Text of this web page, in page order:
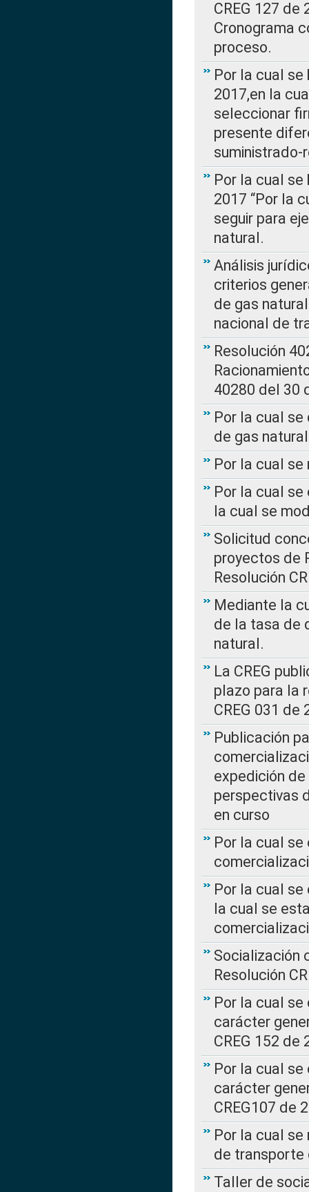
CREG 127 de
Cronograma
proceso.
Por la cual se
2017,en la
seleccionar
presente
Por la cual se
2017 “Por la
seguir para
natural.
Análisis
criterios
de gas
nacional de
Resolución
40280 del 30
Por la cual
de gas natural
Por la cual se
Por la cual se
la cual se
Solicitud
proyectos de
Resolución
Mediante la
de la tasa de
natural.
La CREG
plazo para la
CREG 031 de
Publicación
expedición de
perspectivas
en curso
Por la cual
Por la cual se
la cual se
Socialización
Resolución
Por la cual
carácter
CREG 152 de
Por la cual
carácter
CREG107 de
Por la cual
de transporte
Taller de